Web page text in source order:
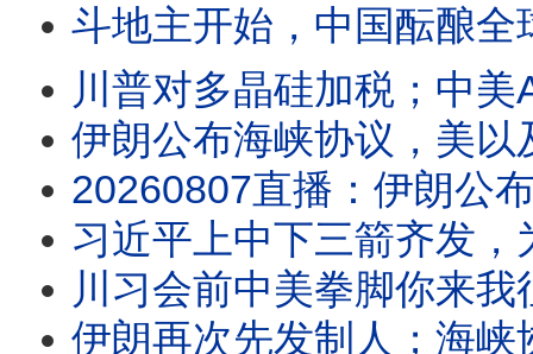
斗地主开始，中国酝酿全
川普对多晶硅加税；中
伊朗公布海峡协议，美以及盟友
20260807直播：伊朗公布海峡协议，美以及盟友被禁绝，伊朗正在做灾难性误
习近平上中下三箭齐发
川习会前中美拳脚你来我
伊朗再次先发制人；海峡协议在即